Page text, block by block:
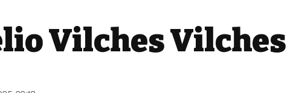
Vilches Vilches